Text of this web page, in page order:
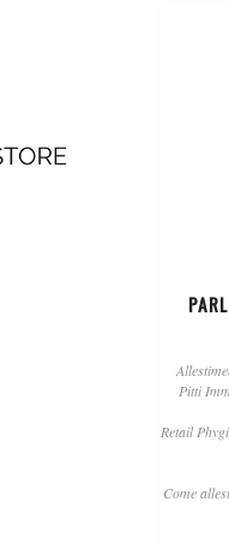
Pitti
Retail
Come